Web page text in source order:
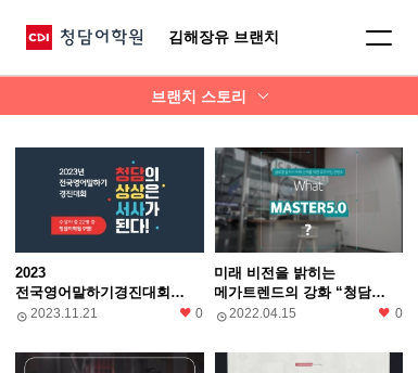
김해장유 브랜치
브랜치 스토리
2023
전국영어말하기경진대회
중등부 9명 수상
2023.11.21 0
미래 비전을 밝히는
메가트렌드의 강화 “청담
MASTER 5.0”
2022.04.15 0